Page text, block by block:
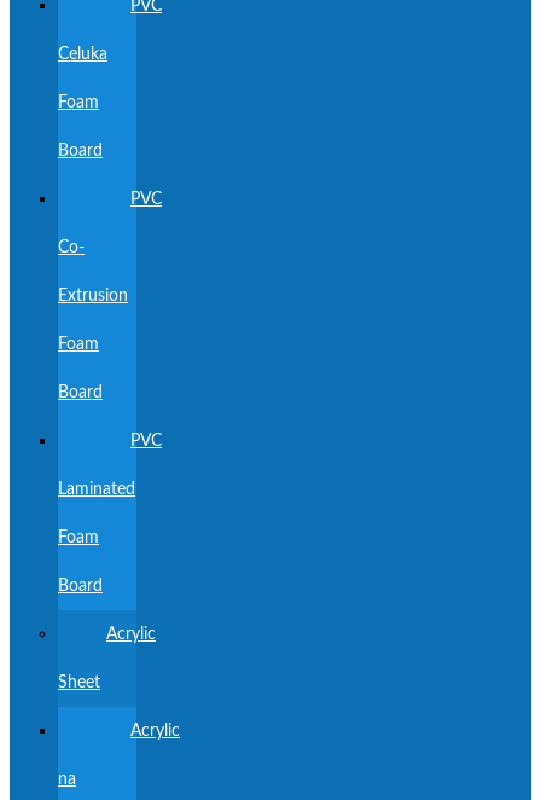
PVC
Celuka
Foam
Board
PVC
Co-
Extrusion
Foam
Board
PVC
Laminated
Foam
Board
Acrylic
Sheet
Acrylic
na